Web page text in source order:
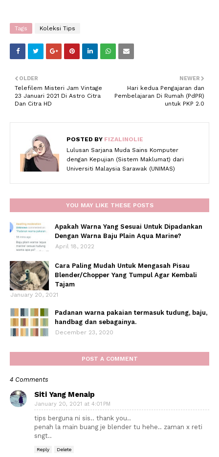
Tags Koleksi Tips
NEWER
Hari kedua Pengajaran dan
Pembelajaran Di Rumah (PdPR)
untuk PKP 2.0
OLDER
Telefilem Misteri Jam Vintage
23 Januari 2021 Di Astro Citra
Dan Citra HD
POSTED BY FIZALINOLIE
Lulusan Sarjana Muda Sains Komputer
dengan Kepujian (Sistem Maklumat) dari
Universiti Malaysia Sarawak (UNIMAS)
YOU MAY LIKE THESE POSTS
Apakah Warna Yang Sesuai Untuk Dipadankan
Dengan Warna Baju Plain Aqua Marine?
April 18, 2022
Cara Paling Mudah Untuk Mengasah Pisau
Blender/Chopper Yang Tumpul Agar Kembali
Tajam
January 20, 2021
Padanan warna pakaian termasuk tudung, baju,
handbag dan sebagainya.
December 23, 2020
POST A COMMENT
4 Comments
Siti Yang Menaip
January 20, 2021 at 4:01 PM
tips berguna ni sis.. thank you..
penah la main buang je blender tu hehe.. zaman x reti
sngt..
Reply Delete